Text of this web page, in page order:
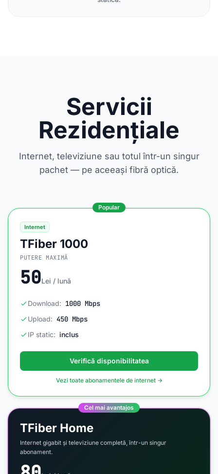
Servicii
Rezidențiale
Internet, televiziune sau totul într-un singur
pachet — pe aceeași fibră optică.
Popular
Internet
TFiber 1000
PUTERE MAXIMĂ
50Lei / lună
Download: 1000 Mbps
Upload: 450 Mbps
IP static: inclus
Verifică disponibilitatea
Vezi toate abonamentele de internet →
Cel mai avantajos
TFiber Home
Internet gigabit și televiziune completă, într-un singur
abonament.